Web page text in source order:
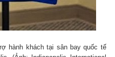
hành khách tại sân bay quốc tế